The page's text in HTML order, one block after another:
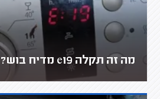
מה זה תקלה e19 מדיח בוש?